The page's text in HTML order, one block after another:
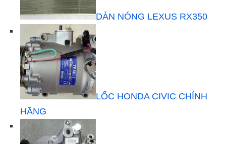
DÀN NÓNG LEXUS RX350
LỐC HONDA CIVIC CHÍNH
HÃNG